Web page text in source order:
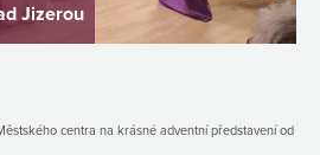
Jizerou
centra na krásné adventní představení od